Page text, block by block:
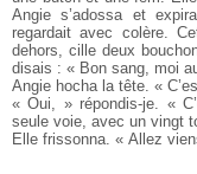
Angie s’adossa et
regardait avec colère.
dehors, cille deux
disais : « Bon sang, moi
Angie hocha la tête. «
« Oui, » répondis-je. «
seule voie, avec un vingt
Elle frissonna. « Allez